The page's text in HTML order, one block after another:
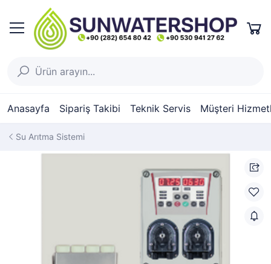
Anasayfa Sipariş Takibi Teknik Servis Müşteri
Su Arıtma Sistemi